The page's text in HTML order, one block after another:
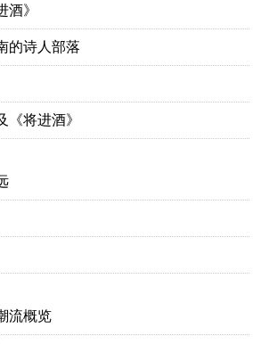
酒》
的诗人部落
《将进酒》
流概览